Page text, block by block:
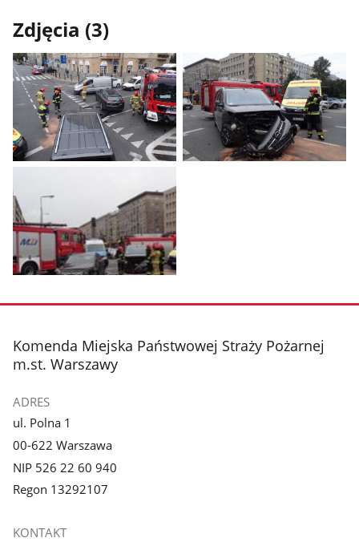
Zdjęcia (3)
Pokaż
zdjęcie
1
z
galerii.
zdjęcie
galerii.
stopka
Komenda Miejska Państwowej Straży Pożarnej
m.st. Warszawy
ADRES
ul. Polna 1
00-622 Warszawa
NIP 526 22 60 940
Regon 13292107
KONTAKT